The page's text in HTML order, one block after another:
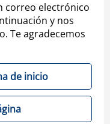
correo electrónico
y nos
Te agradecemos
de inicio